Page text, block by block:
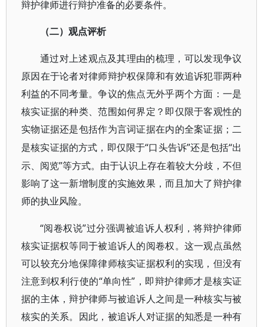
辩护律师进行辩护准备的必要条件。
（二）观点评析
通过对上述观点及其理由的梳理，可以发现争议
原因在于论者对律师辩护权保障和有效追诉犯罪两种
利益的不同考量。争议的焦点无外乎两个方面：一是
核实证据的种类、范围如何界定？即仅限于客观性的
实物证据还是包括作为言词证据在内的全案证据；二
是核实证据的方式，即仅限于“口头告诉”还是包括“出
示、阅览”等方式。由于认识上存在着较大分歧，不但
影响了这一新增制度的实施效果，而且加大了辩护律
师的执业风险。
“阅卷权说”过分强调被追诉人权利，将辩护律师
核实证据权等同于被追诉人的阅卷权。这一观点虽然
可以较充分地保障律师核实证据权利的实现，但没有
注意到权利行使的“单向性”，即辩护律师才是核实证
据的主体，辩护律师与被追诉人之间是一种核实与被
核实的关系。因此，被追诉人对证据的知悉是一种有